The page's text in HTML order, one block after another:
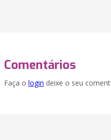
Comentários
Faça o login deixe o seu